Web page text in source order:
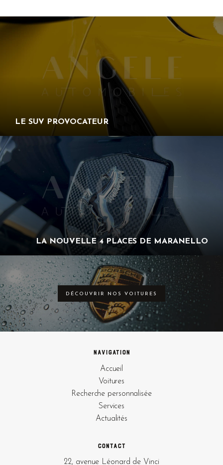
LE SUV PROVOCATEUR
LA NOUVELLE 4 PLACES DE MARANELLO
DÉCOUVRIR NOS VOITURES
Navigation
Accueil
Voitures
Recherche personnalisée
Services
Actualités
Contact
22, avenue Léonard de Vinci